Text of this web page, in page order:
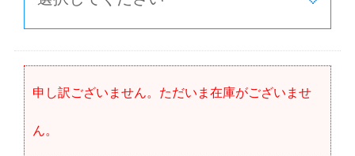
申し訳ございません。ただいま在庫がございませ
ん。